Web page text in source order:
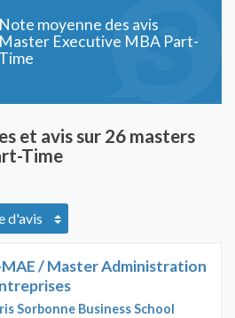
Note moyenne des avis
Master Executive MBA Part-
Time
et avis sur 26 masters
Time
/ Master Administration
Sorbonne Business School